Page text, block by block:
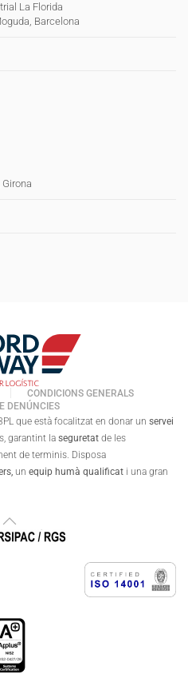
La Florida
Barcelona
CONDICIONS GENERALS
DENÚNCIES
que està focalitzat en donar un servei
garantint la seguretat de les
de terminis. Disposa
un equip humà qualificat i una gran